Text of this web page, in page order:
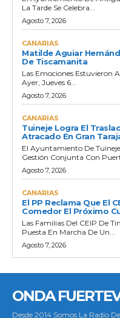
La Tarde Se Celebra...
Agosto 7, 2026
CANARIAS
Matilde Aguiar
De Tiscamanita
Las Emociones Estuvieron
Ayer, Jueves 6...
Agosto 7, 2026
CANARIAS
Tuineje Logra El
Atracado En Gran
El Ayuntamiento De
Gestión Conjunta Con
Agosto 7, 2026
CANARIAS
El PP Reclama Que El
Comedor El Próximo
Las Familias Del CEIP De
Puesta En Marcha De Un...
Agosto 7, 2026
ONDA
Desde 2014 Somos La Radio